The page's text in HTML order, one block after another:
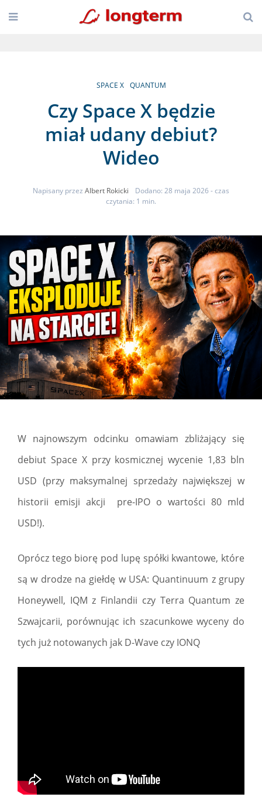
SPACE X QUANTUM
Czy Space X będzie
miał udany debiut?
Wideo
Napisany przez Albert Rokicki Dodano: 28 maja 2026- czas
czytania: 1 min.
W najnowszym odcinku omawiam zbliżający się
debiut Space X przy kosmicznej wycenie 1,83 bln
USD (przy maksymalnej sprzedaży największej w
historii emisji akcji pre-IPO o wartości 80 mld
USD!).
Oprócz tego biorę pod lupę spółki kwantowe, które
są w drodze na giełdę w USA: Quantinuum z grupy
Honeywell, IQM z Finlandii czy Terra Quantum ze
Szwajcarii, porównując ich szacunkowe wyceny do
tych już notowanych jak D-Wave czy IONQ